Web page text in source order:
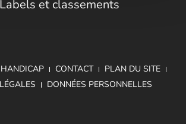
Labels et classements
CONTACT
PLAN DU SITE
DONNÉES PERSONNELLES